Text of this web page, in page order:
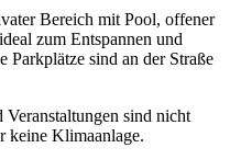
Bereich mit Pool, offener
zum Entspannen und
Parkplätze sind an der Straße
Veranstaltungen sind nicht
keine Klimaanlage.